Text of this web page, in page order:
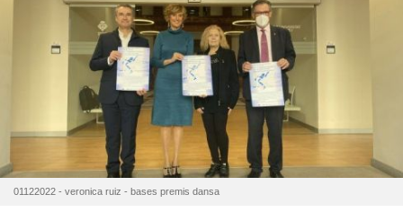
01122022 - veronica ruiz - bases premis dansa